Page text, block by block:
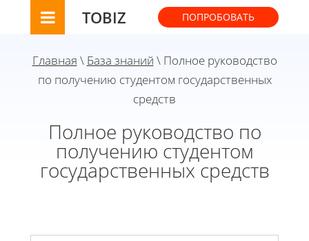
TOBIZ ПОПРОБОВАТЬ
Главная \ База знаний \ Полное руководство
по получению студентом государственных
средств
Полное руководство по
получению студентом
государственных средств